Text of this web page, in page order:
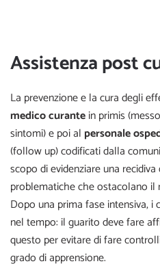
Assistenza post
La prevenzione e la cura degli
medico curantein primis
sintomi) e poi al personale
(follow up) codificati dalla
scopo di evidenziare una
problematiche che ostacolano
Dopo una prima fase intensiva,
nel tempo: il guarito deve fare
questo per evitare di fare
grado di apprensione.